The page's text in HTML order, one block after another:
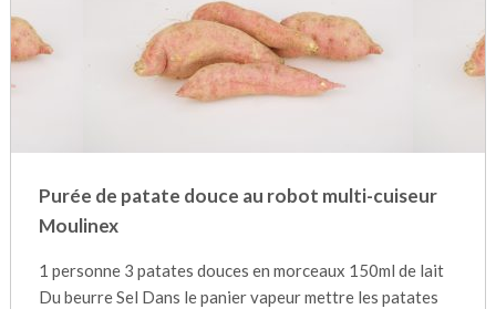
Purée de patate douce au robot multi-cuiseur
Moulinex
1 personne 3 patates douces en morceaux 150ml de lait
Du beurre Sel Dans le panier vapeur mettre les patates